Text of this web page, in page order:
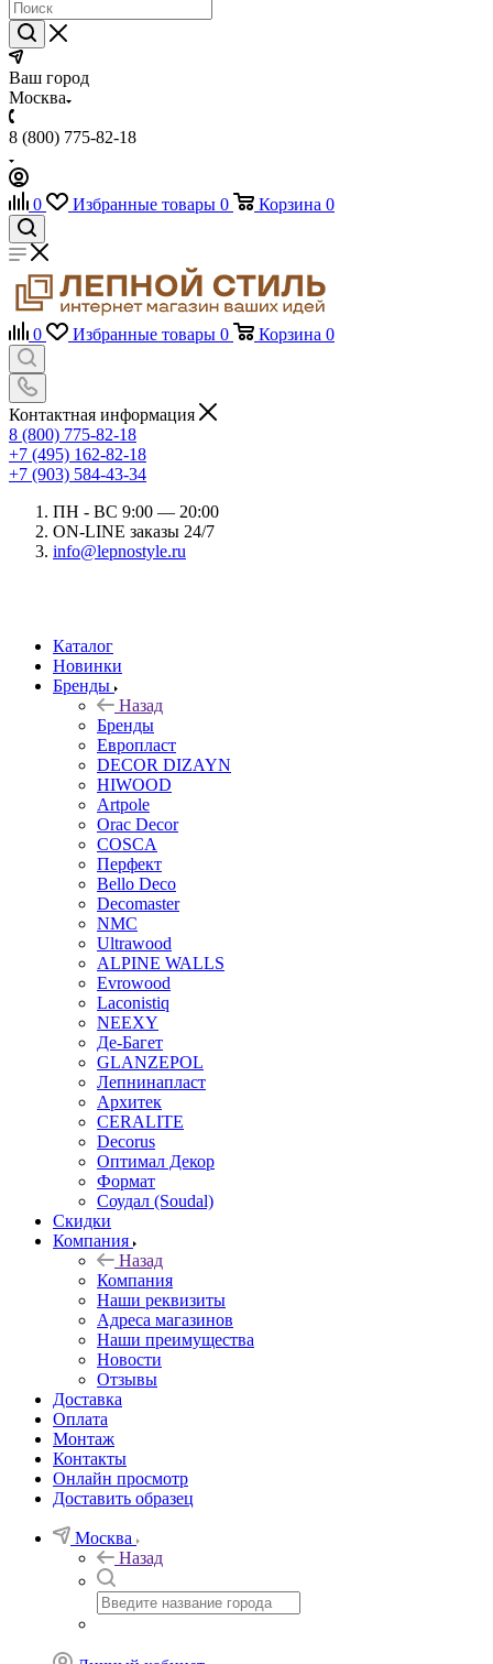
Ваш город
Москва
8 (800) 775-82-18
0 Избранные товары 0 Корзина 0
0 Избранные товары 0 Корзина 0
Контактная информация
8 (800) 775-82-18
+7 (495) 162-82-18
+7 (903) 584-43-34
ПН - ВС 9:00 — 20:00
ON-LINE заказы 24/7
info@lepnostyle.ru
Каталог
Новинки
Бренды
Назад
Бренды
Европласт
DECOR DIZAYN
HIWOOD
Artpole
Orac Decor
COSCA
Перфект
Bello Deco
Decomaster
NMС
Ultrawood
ALPINE WALLS
Evrowood
Laconistiq
NEEXY
Де-Багет
GLANZEPOL
Лепнинапласт
Архитек
CERALITE
Decorus
Оптимал Декор
Формат
Соудал (Soudal)
Скидки
Компания
Назад
Компания
Наши реквизиты
Адреса магазинов
Наши преимущества
Новости
Отзывы
Доставка
Оплата
Монтаж
Контакты
Онлайн просмотр
Доставить образец
Москва
Назад